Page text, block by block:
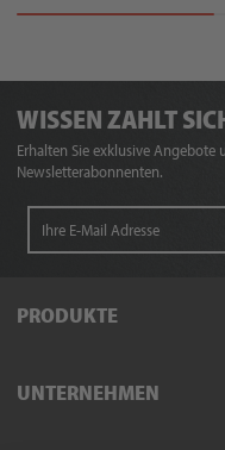
WISSEN ZAHLT
Erhalten Sie exklusive
Newsletterabonnenten.
PRODUKTE
Schutzkleidung
UNTERNEHMEN